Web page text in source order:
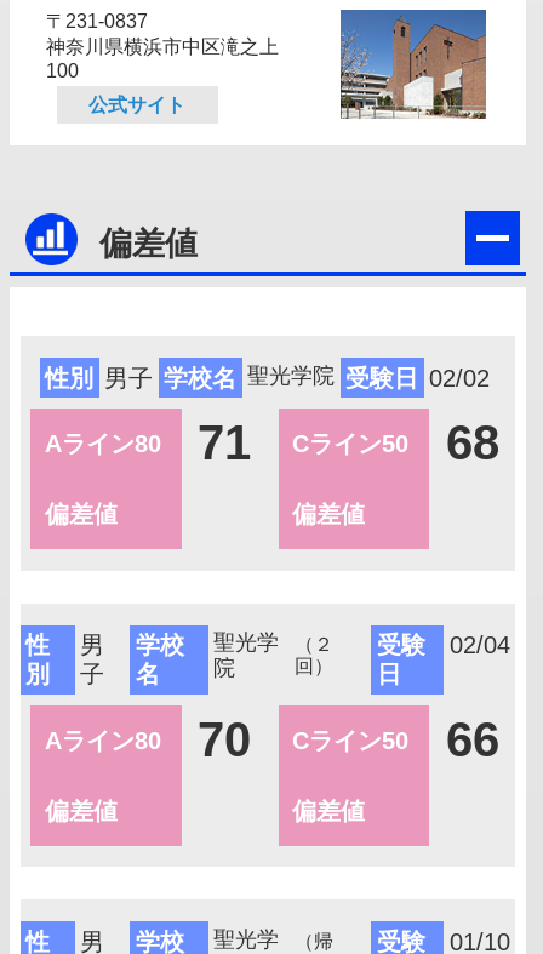
〒231-0837
神奈川県横浜市中区滝之上
100
公式サイト
偏差値
性別 男子 学校名 聖光学院 受験日 02/02
Aライン80
偏差値
71 Cライン50
偏差値
68
性
別
男
子
学校
名
聖光学
院
（２
回）
受験
日
02/04
Aライン80
偏差値
70 Cライン50
偏差値
66
性
男
学校
聖光学
（帰
受験
01/10